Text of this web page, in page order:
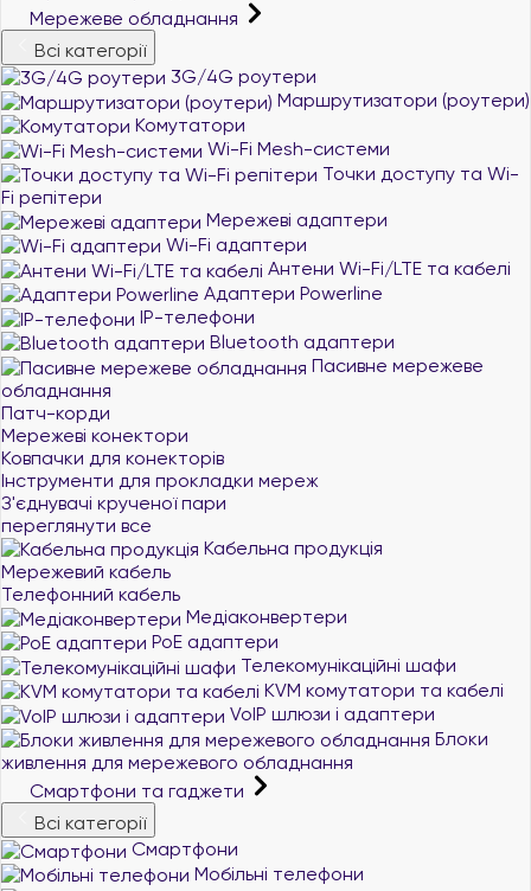
Мережеве обладнання
Всі категорії
3G/4G роутери
Маршрутизатори (роутери)
Комутатори
Wi-Fi Mesh-системи
Точки доступу та Wi-
Fi репітери
Мережеві адаптери
Wi-Fi адаптери
Антени Wi-Fi/LTE та кабелі
Адаптери Powerline
IP-телефони
Bluetooth адаптери
Пасивне мережеве
обладнання
Патч-корди
Мережеві конектори
Ковпачки для конекторів
Інструменти для прокладки мереж
З'єднувачі крученої пари
переглянути все
Кабельна продукція
Мережевий кабель
Телефонний кабель
Медіаконвертери
PoE адаптери
Телекомунікаційні шафи
KVM комутатори та кабелі
VoIP шлюзи і адаптери
Блоки
живлення для мережевого обладнання
Смартфони та гаджети
Всі категорії
Смартфони
Мобільні телефони